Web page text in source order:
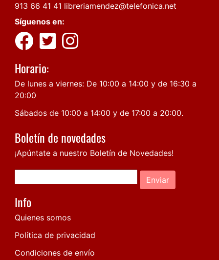
913 66 41 41 libreriamendez@telefonica.net
Síguenos en:
Horario:
De lunes a viernes: De 10:00 a 14:00 y de 16:30 a
20:00
Sábados de 10:00 a 14:00 y de 17:00 a 20:00.
Boletín de novedades
¡Apúntate a nuestro Boletín de Novedades!
Enviar
Info
Quienes somos
Política de privacidad
Condiciones de envío